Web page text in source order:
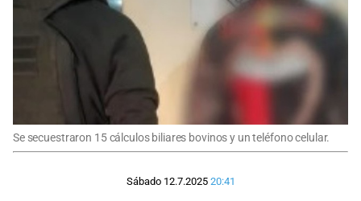
Se secuestraron 15 cálculos biliares bovinos y un teléfono celular.
Sábado 12.7.2025 20:41